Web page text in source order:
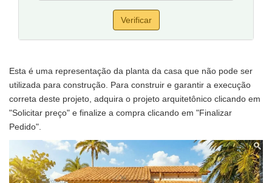
Verificar
Esta é uma representação da planta da casa que não pode ser
utilizada para construção. Para construir e garantir a execução
correta deste projeto, adquira o projeto arquitetônico clicando em
"Solicitar preço" e finalize a compra clicando em "Finalizar
Pedido".